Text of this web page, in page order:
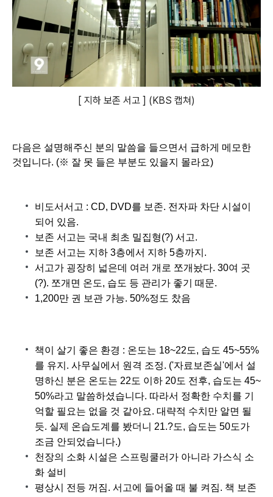
[ 지하 보존 서고 ] (KBS 캡쳐)
다음은 설명해주신 분의 말씀을 들으면서 급하게 메모한
것입니다. (※ 잘 못 들은 부분도 있을지 몰라요)
비도서서고 : CD, DVD를 보존. 전자파 차단 시설이
되어 있음.
보존 서고는 국내 최초 밀집형(?) 서고.
보존 서고는 지하 3층에서 지하 5층까지.
서고가 굉장히 넓은데 여러 개로 쪼개놨다. 30여 곳
(?). 쪼개면 온도, 습도 등 관리가 좋기 때문.
1,200만 권 보관 가능. 50%정도 찼음
책이 살기 좋은 환경 : 온도는 18~22도, 습도 45~55%
를 유지. 사무실에서 원격 조정. ('자료보존실'에서 설
명하신 분은 온도는 22도 이하 20도 전후, 습도는 45~
50%라고 말씀하셨습니다. 따라서 정확한 수치를 기
억할 필요는 없을 것 같아요. 대략적 수치만 알면 될
듯. 실제 온습도계를 봤더니 21.?도, 습도는 50도가
조금 안되었습니다.)
천장의 소화 시설은 스프링쿨러가 아니라 가스식 소
화 설비
평상시 전등 꺼짐. 서고에 들어올 때 불 켜짐. 책 보존